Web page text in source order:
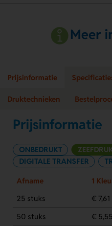
Meer
Prijsinformatie
Druktechnieken
Prijsinformatie
ONBEDRUKT
DIGITALE TRANSFER
Afname 1
25 stuks
€ 7,61
50 stuks
€ 5,55